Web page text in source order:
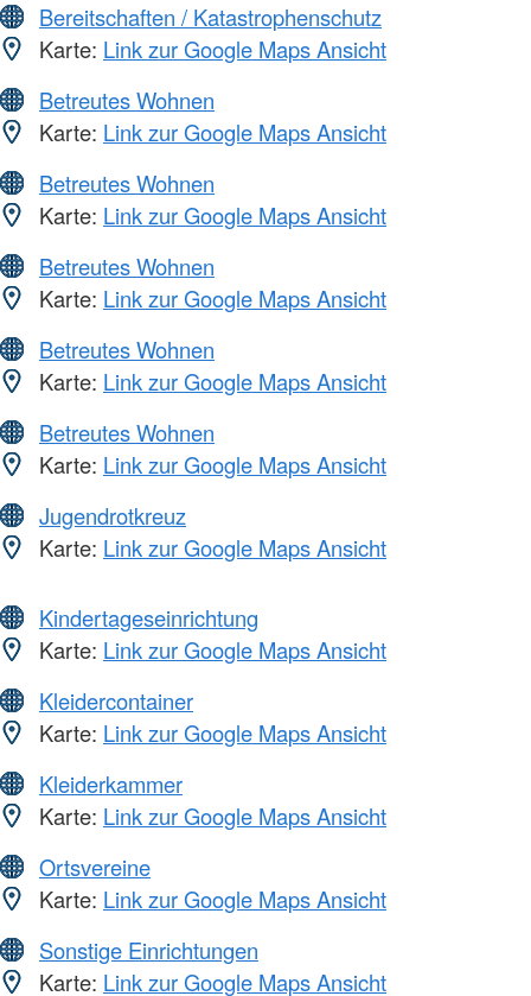
Bereitschaften / Katastrophenschutz
Karte: Link zur Google Maps Ansicht
Betreutes Wohnen
Karte: Link zur Google Maps Ansicht
Betreutes Wohnen
Karte: Link zur Google Maps Ansicht
Betreutes Wohnen
Karte: Link zur Google Maps Ansicht
Betreutes Wohnen
Karte: Link zur Google Maps Ansicht
Betreutes Wohnen
Karte: Link zur Google Maps Ansicht
Jugendrotkreuz
Karte: Link zur Google Maps Ansicht
Kindertageseinrichtung
Karte: Link zur Google Maps Ansicht
Kleidercontainer
Karte: Link zur Google Maps Ansicht
Kleiderkammer
Karte: Link zur Google Maps Ansicht
Ortsvereine
Karte: Link zur Google Maps Ansicht
Sonstige Einrichtungen
Karte: Link zur Google Maps Ansicht